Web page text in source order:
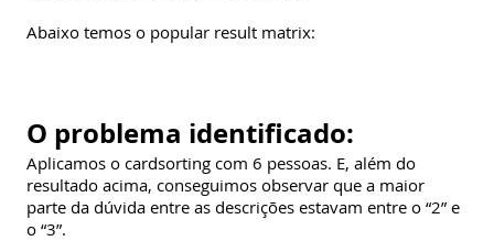
Abaixo temos o popular result matrix:
O problema identificado:
Aplicamos o cardsorting com 6 pessoas. E, além do
resultado acima, conseguimos observar que a maior
parte da dúvida entre as descrições estavam entre o “2” e
o “3”.